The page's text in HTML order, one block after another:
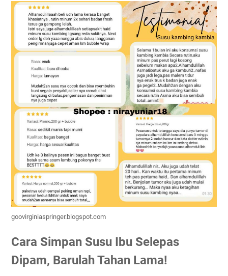
goovirginiaspringer.blogspot.com
Cara Simpan Susu Ibu Selepas
Dipam, Barulah Tahan Lama!